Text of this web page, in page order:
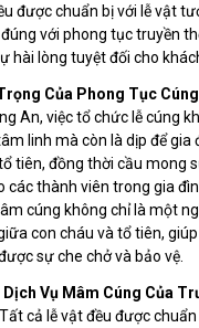
được chuẩn bị với lễ vật
với phong tục truyền
hài lòng tuyệt đối cho
Của Phong Tục
An, việc tổ chức lễ cúng
linh mà còn là dịp để gia
tiên, đồng thời cầu mong
các thành viên trong gia
cúng không chỉ là một
con cháu và tổ tiên,
sự che chở và bảo vệ.
Dịch Vụ Mâm Cúng Của
cả lễ vật đều được